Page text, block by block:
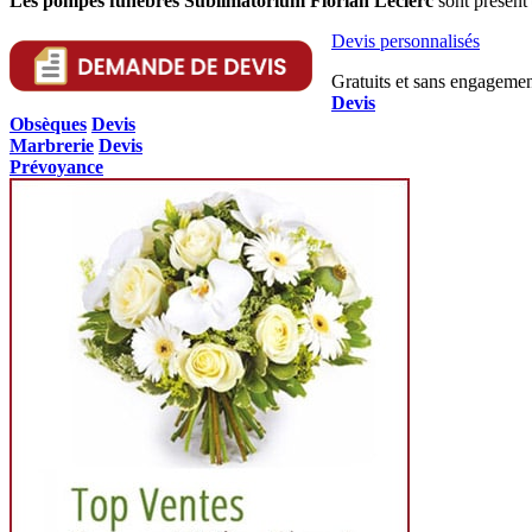
Devis personnalisés
Gratuits et sans
Devis
Obsèques Devis
Marbrerie Devis
Prévoyance